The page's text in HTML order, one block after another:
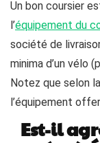
Un bon coursier
l’équipement du
société de
minima d’un vélo
Notez que selon
l’équipement
Est-il